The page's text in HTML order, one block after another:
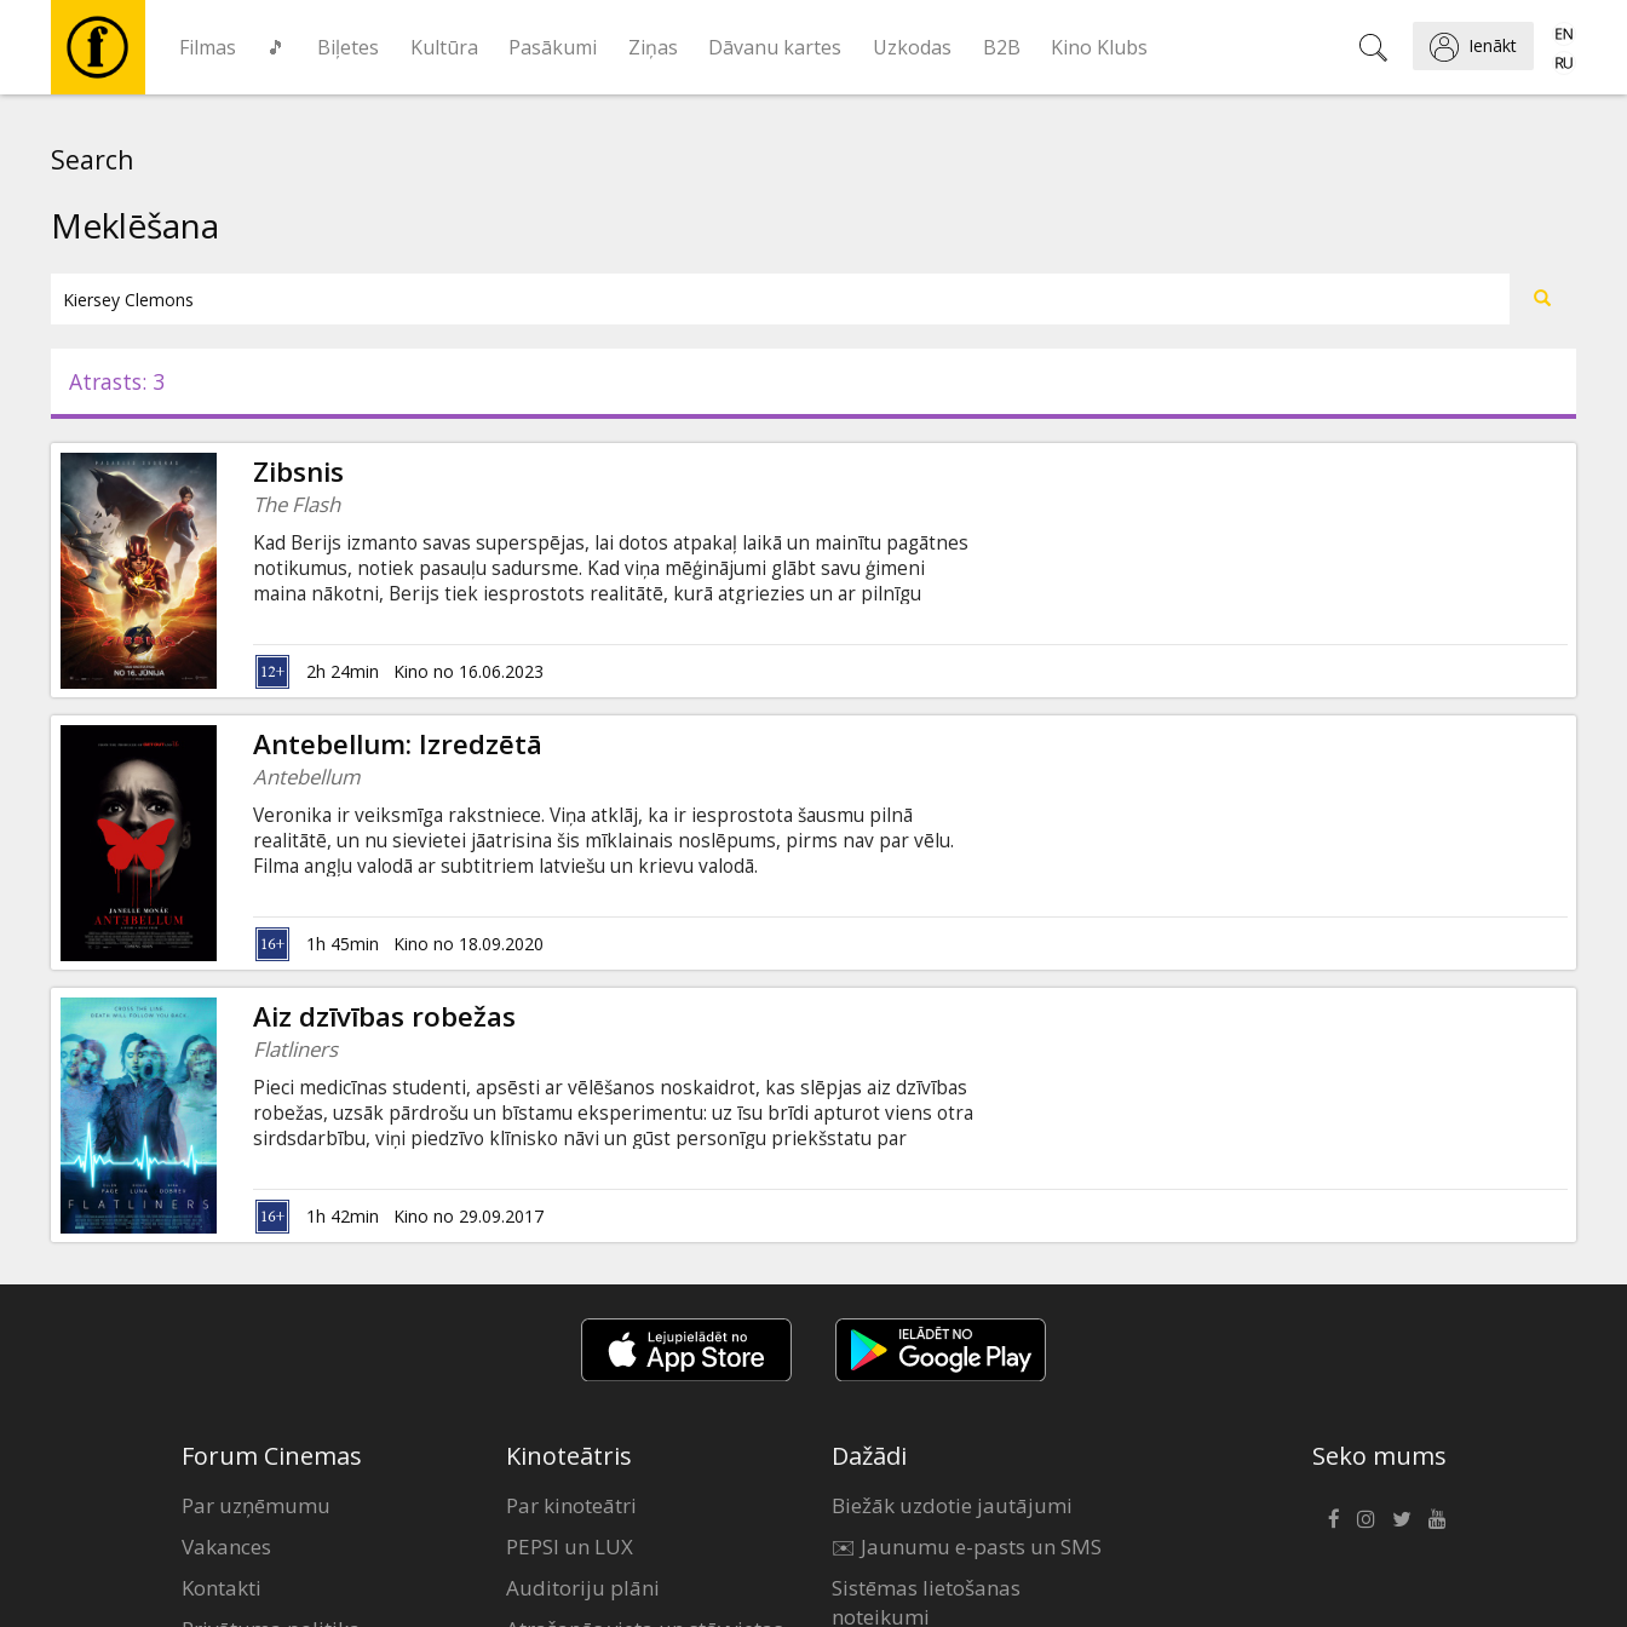
Filmas 🎵 Biļetes Kultūra Pasākumi Ziņas Dāvanu kartes Uzkodas B2B Kino Klubs Ienākt
Pasākumi
Ziņas
Dāvanu
kartes
Uzkodas
B2B
Klubs
Search
Meklēšana
Atrasts: 3
Zibsnis
The Flash
Kad Berijs izmanto savas superspējas, lai dotos atpakaļ laikā un mainītu pagātnes
notikumus, notiek pasauļu sadursme. Kad viņa mēģinājumi glābt savu ģimeni
maina nākotni, Berijs tiek iesprostots realitātē, kurā atgriezies un ar pilnīgu
Berijam neizdosies pierunāt aktīvā darbībā atgriezties pavisam citādu Betmenu un
izglābt ieslodzīto Kriptonieti. Vai ar šo upuri pietiks, lai atjaunotu Visuma kārtību?
Noskaties filmu pirmais un tiec pie īpašas kolekcijas biļetes!
2h 24min Kino no 16.06.2023
Antebellum: Izredzētā
Antebellum
Veronika ir veiksmīga rakstniece. Viņa atklāj, ka ir iesprostota šausmu pilnā
realitātē, un nu sievietei jāatrisina šis mīklainais noslēpums, pirms nav par vēlu.
Filma angļu valodā ar subtitriem latviešu un krievu valodā.
1h 45min Kino no 18.09.2020
Aiz dzīvības robežas
Flatliners
Pieci medicīnas studenti, apsēsti ar vēlēšanos noskaidrot, kas slēpjas aiz dzīvības
robežas, uzsāk pārdrošu un bīstamu eksperimentu: uz īsu brīdi apturot viens otra
sirdsdarbību, viņi piedzīvo klīnisko nāvi un gūst personīgu priekšstatu par
paranormālas parādības – viņu pagātnes grēki, ko izcēlusi gaismā neapdomīgā
dzīvības un nāves robežas pārkāpšana. Filma angļu valodā ar subtitriem latviešu
un krievu valodā.
1h 42min Kino no 29.09.2017
Forum Cinemas
Par uzņēmumu
Vakances
Kontakti
Kinoteātris
Par kinoteātri
PEPSI un LUX
Auditoriju plāni
Dažādi
Biežāk uzdotie jautājumi
✉️ Jaunumu e-pasts un SMS
Sistēmas lietošanas
noteikumi
Seko mums